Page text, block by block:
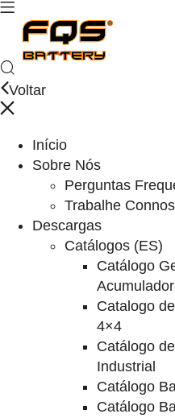
Voltar
Início
Sobre Nós
Perguntas
Trabalhe
Descargas
Catálogos (ES)
Catálogo
Catalogo
4×4
Catálogo
Industrial
Catálogo
Catálogo